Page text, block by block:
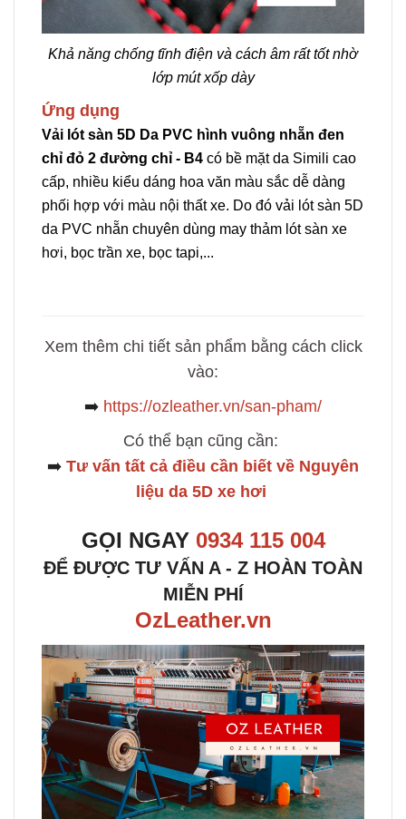
Khả năng chống tĩnh điện và cách âm rất tốt nhờ
lớp mút xốp dày
Ứng dụng
Vải lót sàn 5D Da PVC hình vuông nhẵn đen
chỉ đỏ 2 đường chỉ - B4 có bề mặt da Simili cao
cấp, nhiều kiểu dáng hoa văn màu sắc dễ dàng
phối hợp với màu nội thất xe. Do đó vải lót sàn 5D
da PVC nhẵn chuyên dùng may thảm lót sàn xe
hơi, bọc trần xe, bọc tapi,...
Xem thêm chi tiết sản phẩm bằng cách click
vào:
➡️ https://ozleather.vn/san-pham/
Có thể bạn cũng cần:
➡️ Tư vấn tất cả điều cần biết về Nguyên
liệu da 5D xe hơi
GỌI NGAY 0934 115 004
ĐỂ ĐƯỢC TƯ VẤN A - Z HOÀN TOÀN
MIỄN PHÍ
OzLeather.vn